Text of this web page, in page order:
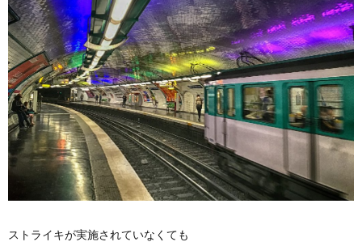
ストライキが実施されていなくても